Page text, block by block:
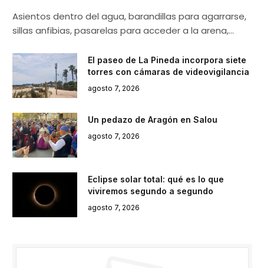
Asientos dentro del agua, barandillas para agarrarse,
sillas anfibias, pasarelas para acceder a la arena,…
El paseo de La Pineda incorpora siete
torres con cámaras de videovigilancia
agosto 7, 2026
Un pedazo de Aragón en Salou
agosto 7, 2026
Eclipse solar total: qué es lo que
viviremos segundo a segundo
agosto 7, 2026